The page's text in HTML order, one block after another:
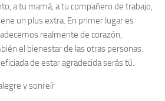
a tu mamá, a tu compañero de trabajo,
un plus extra. En primer lugar es
realmente de corazón,
el bienestar de las otras personas.
de estar agradecida serás tú.
y sonreír